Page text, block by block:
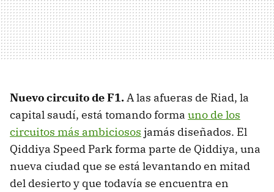
Nuevo circuito de F1.A las afueras de Riad, la
capital saudí, está tomando forma uno de los
circuitos más ambiciosos jamás diseñados. El
Qiddiya Speed Park forma parte de Qiddiya, una
nueva ciudad que se está levantando en mitad
del desierto y que todavía se encuentra en